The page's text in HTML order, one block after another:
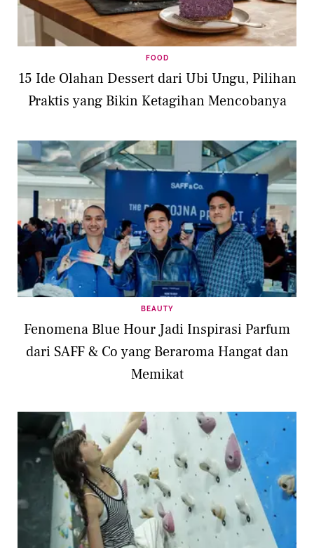
FOOD
15 Ide Olahan Dessert dari Ubi Ungu, Pilihan
Praktis yang Bikin Ketagihan Mencobanya
BEAUTY
Fenomena Blue Hour Jadi Inspirasi Parfum
dari SAFF & Co yang Beraroma Hangat dan
Memikat